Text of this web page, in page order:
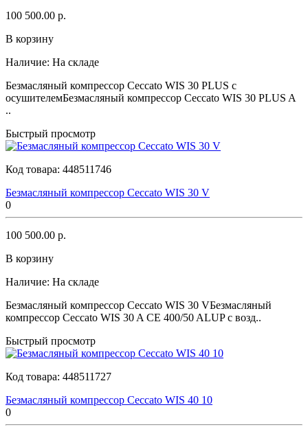
100 500.00 р.
В корзину
Наличие: На складе
Безмасляный компрессор Ceccato WIS 30 PLUS с
осушителемБезмасляный компрессор Ceccato WIS 30 PLUS A
..
Быстрый просмотр
Код товара: 448511746
Безмасляный компрессор Ceccato WIS 30 V
0
100 500.00 р.
В корзину
Наличие: На складе
Безмасляный компрессор Ceccato WIS 30 VБезмасляный
компрессор Ceccato WIS 30 A CE 400/50 ALUP с возд..
Быстрый просмотр
Код товара: 448511727
Безмасляный компрессор Ceccato WIS 40 10
0